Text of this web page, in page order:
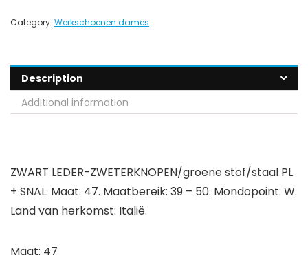
Category: Werkschoenen dames
Description
Additional information
ZWART LEDER-ZWETERKNOPEN/groene stof/staal PL
+ SNAL. Maat: 47. Maatbereik: 39 – 50. Mondopoint: W.
Land van herkomst: Italië.
Maat: 47